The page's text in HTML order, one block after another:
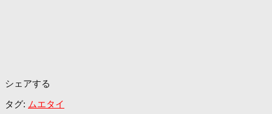
シェアする
タグ: ムエタイ